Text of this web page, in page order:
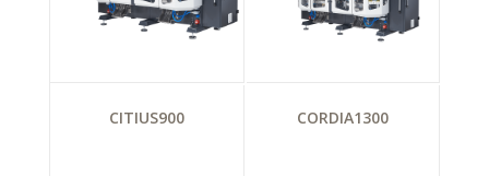
CITIUS900 CORDIA1300